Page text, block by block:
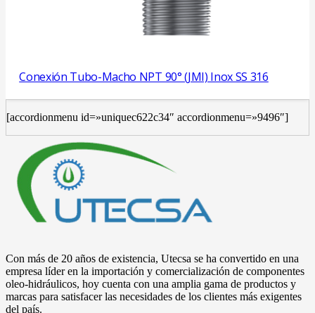
Conexión Tubo-Macho NPT 90° (JMI) Inox SS 316
[accordionmenu id=»uniquec622c34″ accordionmenu=»9496″]
Con más de 20 años de existencia, Utecsa se ha convertido en una
empresa líder en la importación y comercialización de componentes
oleo-hidráulicos, hoy cuenta con una amplia gama de productos y
marcas para satisfacer las necesidades de los clientes más exigentes
del país.